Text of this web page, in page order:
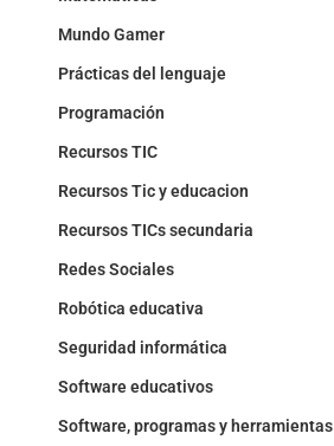
Mundo Gamer
Prácticas del lenguaje
Programación
Recursos TIC
Recursos Tic y educacion
Recursos TICs secundaria
Redes Sociales
Robótica educativa
Seguridad informática
Software educativos
Software, programas y herramientas